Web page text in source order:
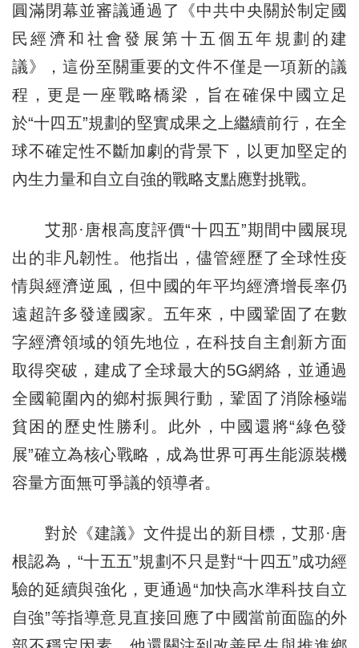
圓滿閉幕並審議通過了《中共中央關於制定國
民經濟和社會發展第十五個五年規劃的建
議》，這份至關重要的文件不僅是一項新的議
程，更是一座戰略橋梁，旨在確保中國立足
於“十四五”規劃的堅實成果之上繼續前行，在全
球不確定性不斷加劇的背景下，以更加堅定的
內生力量和自立自強的戰略支點應對挑戰。
艾那·唐根高度評價“十四五”期間中國展現
出的非凡韌性。他指出，儘管經歷了全球性疫
情與經濟逆風，但中國的年平均經濟增長率仍
遠超許多發達國家。五年來，中國鞏固了在數
字經濟領域的領先地位，在科技自主創新方面
取得突破，建成了全球最大的5G網絡，並通過
全國範圍內的鄉村振興行動，鞏固了消除極端
貧困的歷史性勝利。此外，中國還將“綠色發
展”確立為核心戰略，成為世界可再生能源裝機
容量方面無可爭議的領導者。
對於《建議》文件提出的新目標，艾那·唐
根認為，“十五五”規劃不只是對“十四五”成功經
驗的延續與強化，更通過“加快高水準科技自立
自強”等指導意見直接回應了中國當前面臨的外